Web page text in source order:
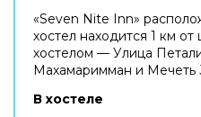
«Seven Nite Inn»
хостел находится 1 км
хостелом — Улица
Махамаримман и Мечеть
В хостеле